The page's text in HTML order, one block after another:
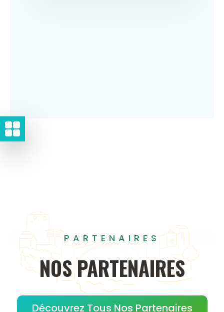
PARTENAIRES
NOS PARTENAIRES
Découvrez Tous Nos Partenaires